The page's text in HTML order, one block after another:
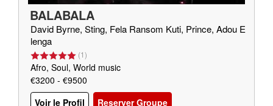
BALABALA
David Byrne, Sting, Fela Ransom Kuti, Prince, Adou E
lenga
(1)
Afro, Soul, World music
€3200 - €9500
Voir le Profil
Reserver Groupe